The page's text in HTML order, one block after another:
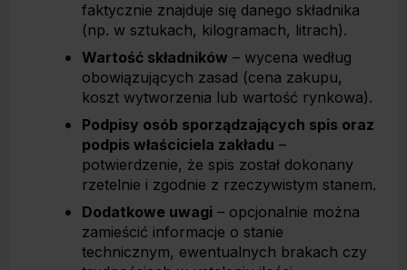
faktycznie znajduje się danego składnika
(np. w sztukach, kilogramach, litrach).
Wartość składników – wycena według
obowiązujących zasad (cena zakupu,
koszt wytworzenia lub wartość rynkowa).
Podpisy osób sporządzających spis oraz
podpis właściciela zakładu –
potwierdzenie, że spis został dokonany
rzetelnie i zgodnie z rzeczywistym stanem.
Dodatkowe uwagi – opcjonalnie można
zamieścić informacje o stanie
technicznym, ewentualnych brakach czy